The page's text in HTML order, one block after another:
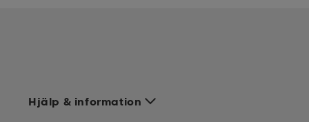
Hjälp & information